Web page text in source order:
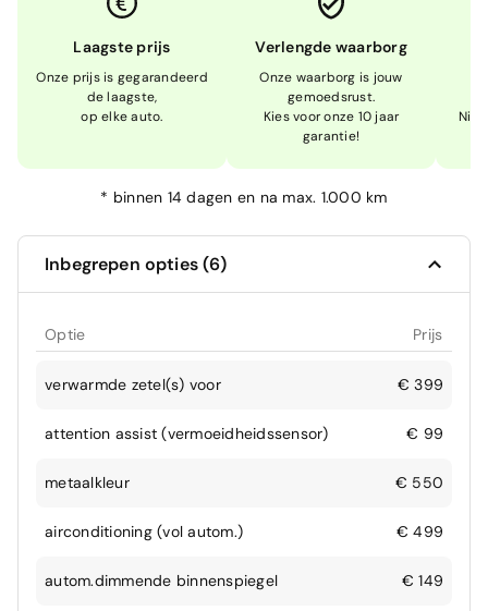
Laagste prijs
Onze prijs is gegarandeerd
de laagste,
op elke auto.
Verlengde waarborg
Onze waarborg is jouw
gemoedsrust.
Kies voor onze 10 jaar
garantie!
Niet
* binnen 14 dagen en na max. 1.000 km
Inbegrepen opties (6)
Optie Prijs
verwarmde zetel(s) voor € 399
attention assist (vermoeidheidssensor) € 99
metaalkleur € 550
airconditioning (vol autom.) € 499
autom.dimmende binnenspiegel € 149